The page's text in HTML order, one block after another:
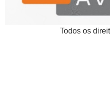
Todos os